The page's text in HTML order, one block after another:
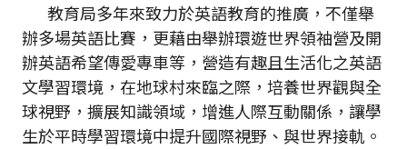
教育局多年來致力於英語教育的推廣，不僅舉
辦多場英語比賽，更藉由舉辦環遊世界領袖營及開
辦英語希望傳愛專車等，營造有趣且生活化之英語
文學習環境，在地球村來臨之際，培養世界觀與全
球視野，擴展知識領域，增進人際互動關係，讓學
生於平時學習環境中提升國際視野、與世界接軌。